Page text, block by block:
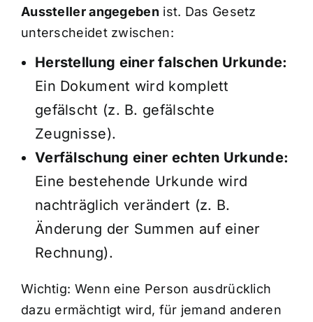
Aussteller angegeben ist. Das Gesetz
unterscheidet zwischen:
Herstellung einer falschen Urkunde:
Ein Dokument wird komplett
gefälscht (z. B. gefälschte
Zeugnisse).
Verfälschung einer echten Urkunde:
Eine bestehende Urkunde wird
nachträglich verändert (z. B.
Änderung der Summen auf einer
Rechnung).
Wichtig: Wenn eine Person ausdrücklich
dazu ermächtigt wird, für jemand anderen